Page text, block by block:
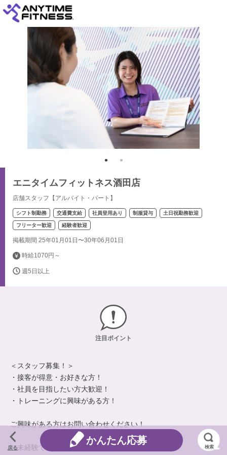
エニタイムフィットネス酒田店
店舗スタッフ【アルバイト・パート】
シフト制勤務 交通費支給 社員登用あり 制服貸与 土日祝勤務歓迎
フリーター歓迎 経験者歓迎
掲載期間 25年01月01日〜30年06月01日
時給1070円～
週5日以上
注目ポイント
＜スタッフ募集！＞
・接客が得意・お好きな方！
・社員を目指したい方大歓迎！
・トレーニングに興味がある方！
ご興味がある方はお問い合わせください！
＜未経験でも心配ありません！＞
戻る
かんたん応募
検索